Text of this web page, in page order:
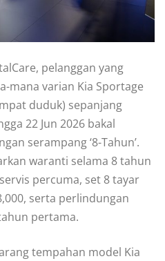
pelanggan yang
mana varian Kia Sportage
duduk) sepanjang
22 Jun 2026 bakal
serampang ‘8-Tahun’.
waranti selama 8 tahun
percuma, set 8 tayar
serta perlindungan
pertama.
tempahan model Kia